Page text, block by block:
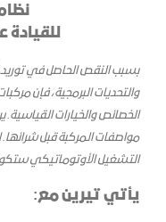
للقيادة
بسبب النقص الحاصل في
والتحديات البرمجية، فإن
مواصفات المركبة قبل شرائها.
التشغيل الأوتوماتيكي
يأتي تيرين مع: